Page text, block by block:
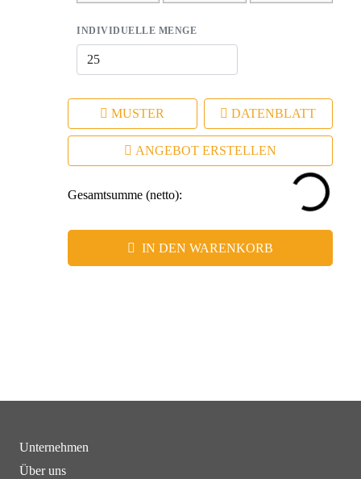
INDIVIDUELLE MENGE
MUSTER DATENBLATT
ANGEBOT ERSTELLEN
Gesamtsumme (netto):
IN DEN WARENKORB
Unternehmen
Über uns